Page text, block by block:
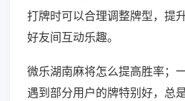
打牌时可以合理调整牌型，提
好友间互动乐趣。
微乐湖南麻将怎么提高胜率；
遇到部分用户的牌特别好，总